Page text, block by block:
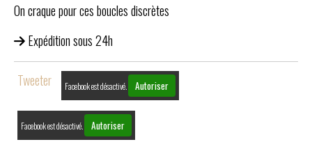
On craque pour ces boucles discrètes
Expédition sous 24h
Tweeter Facebook est désactivé. Autoriser
Facebook est désactivé. Autoriser